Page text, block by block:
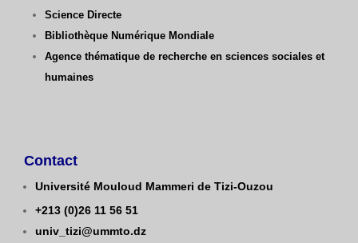
Science Directe
Bibliothèque Numérique Mondiale
Agence thématique de recherche en sciences sociales et
humaines
Contact
Université Mouloud Mammeri de Tizi-Ouzou
+213 (0)26 11 56 51
univ_tizi@ummto.dz